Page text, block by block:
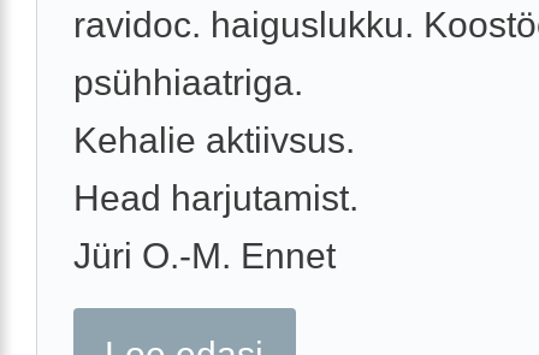
ravidoc. haiguslukku.
psühhiaatriga.
Kehalie aktiivsus.
Head harjutamist.
Jüri O.-M. Ennet